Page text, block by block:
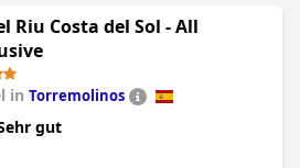
Riu Costa del Sol - All
in Torremolinos
gut